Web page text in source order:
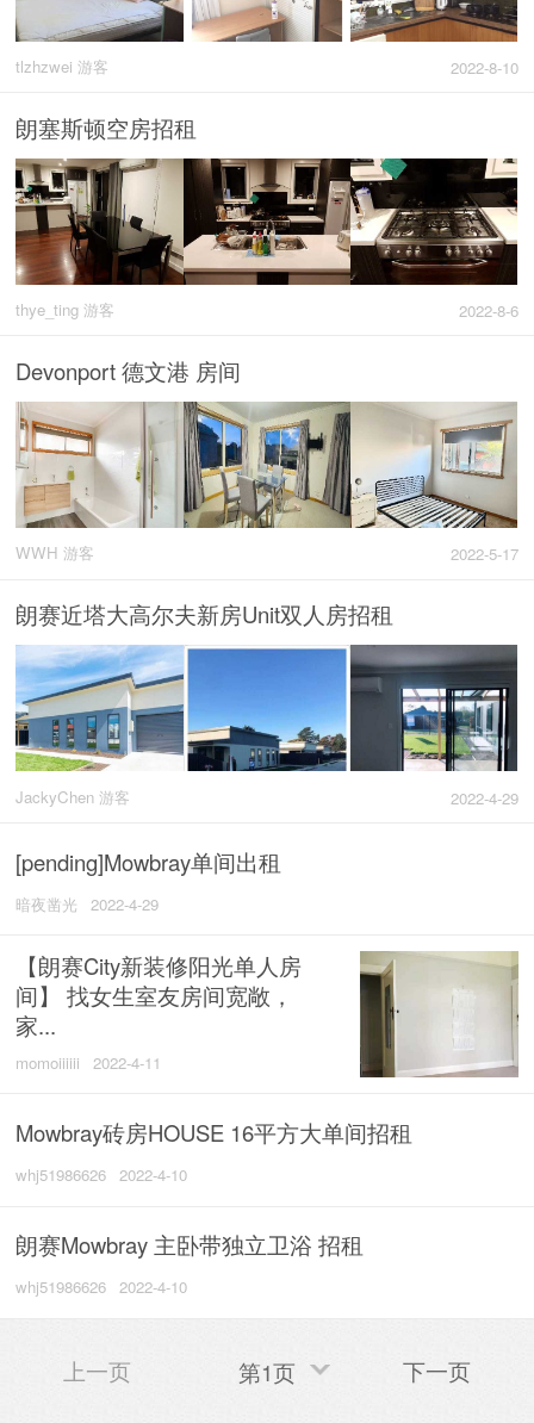
tlzhzwei 游客 2022-8-10
朗塞斯顿空房招租
thye_ting 游客 2022-8-6
Devonport 德文港 房间
WWH 游客 2022-5-17
朗赛近塔大高尔夫新房Unit双人房招租
JackyChen 游客 2022-4-29
[pending]Mowbray单间出租
暗夜凿光 2022-4-29
【朗赛City新装修阳光单人房
间】 找女生室友房间宽敞，
家...
momoiiiiii 2022-4-11
Mowbray砖房HOUSE 16平方大单间招租
whj51986626 2022-4-10
朗赛Mowbray 主卧带独立卫浴 招租
whj51986626 2022-4-10
上一页 第1页 下一页